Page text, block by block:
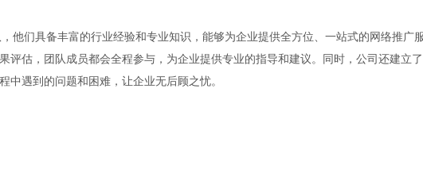
他们具备丰富的行业经验和专业知识，能够为企业提供全方位、一站式的网络推广
评估，团队成员都会全程参与，为企业提供专业的指导和建议。同时，公司还建立
中遇到的问题和困难，让企业无后顾之忧。